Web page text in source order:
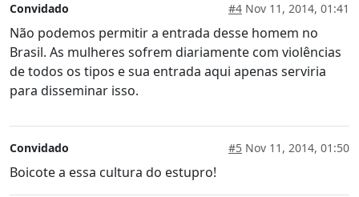
Convidado #4 Nov 11, 2014, 01:41
Não podemos permitir a entrada desse homem no
Brasil. As mulheres sofrem diariamente com violências
de todos os tipos e sua entrada aqui apenas serviria
para disseminar isso.
Convidado #5 Nov 11, 2014, 01:50
Boicote a essa cultura do estupro!